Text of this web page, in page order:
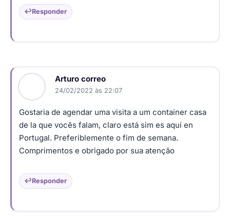
Responder
Arturo correo
24/02/2022 às 22:07
Gostaria de agendar uma visita a um container casa
de la que vocês falam, claro está sim es aquí en
Portugal. Preferiblemente o fim de semana.
Comprimentos e obrigado por sua atenção
Responder